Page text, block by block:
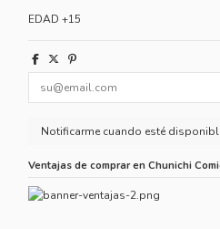
EDAD +15
Ventajas de comprar en Chunichi